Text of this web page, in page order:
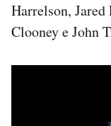
Harrelson,
Clooney e John